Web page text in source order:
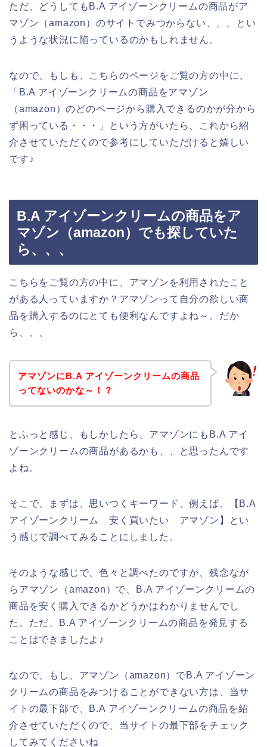
ただ、どうしてもB.A アイゾーンクリームの商品がア
マゾン（amazon）のサイトでみつからない、、、とい
うような状況に陥っているのかもしれません。
なので、もしも、こちらのページをご覧の方の中に、
「B.A アイゾーンクリームの商品をアマゾン
（amazon）のどのページから購入できるのかが分から
ず困っている・・・」という方がいたら、これから紹
介させていただくので参考にしていただけると嬉しい
です♪
B.A アイゾーンクリームの商品をア
マゾン（amazon）でも探していた
ら、、、
こちらをご覧の方の中に、アマゾンを利用されたこと
がある人っていますか？アマゾンって自分の欲しい商
品を購入するのにとても便利なんですよね～。だか
ら、、、
アマゾンにB.A アイゾーンクリームの商品
ってないのかな～！？
とふっと感じ、もしかしたら、アマゾンにもB.A アイ
ゾーンクリームの商品があるかも、、と思ったんです
よね。
そこで、まずは、思いつくキーワード、例えば、【B.A
アイゾーンクリーム 安く買いたい アマゾン】とい
う感じで調べてみることにしました。
そのような感じで、色々と調べたのですが、残念なが
らアマゾン（amazon）で、B.A アイゾーンクリームの
商品を安く購入できるかどうかはわかりませんでし
た。ただ、B.A アイゾーンクリームの商品を発見する
ことはできましたよ♪
なので、もし、アマゾン（amazon）でB.A アイゾーン
クリームの商品をみつけることができない方は、当サ
イトの最下部で、B.A アイゾーンクリームの商品を紹
介させていただくので、当サイトの最下部をチェック
してみてくださいね